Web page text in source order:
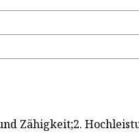
Zähigkeit;2.